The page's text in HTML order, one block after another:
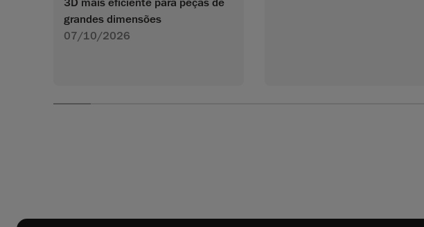
3D mais eficiente para peças de
grandes dimensões
07/10/2026